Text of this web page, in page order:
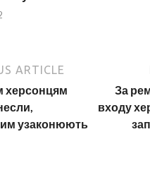
ARTICLE
херсонцям
узаконюють
За
входу